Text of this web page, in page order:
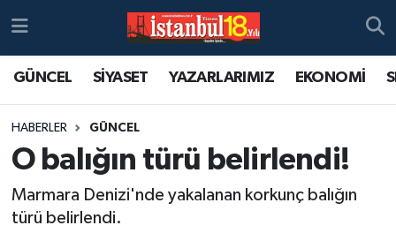
GÜNCEL SİYASET YAZARLARIMIZ EKONOMİ
HABERLER GÜNCEL
O balığın türü belirlendi!
Marmara Denizi'nde yakalanan korkunç balığın
türü belirlendi.